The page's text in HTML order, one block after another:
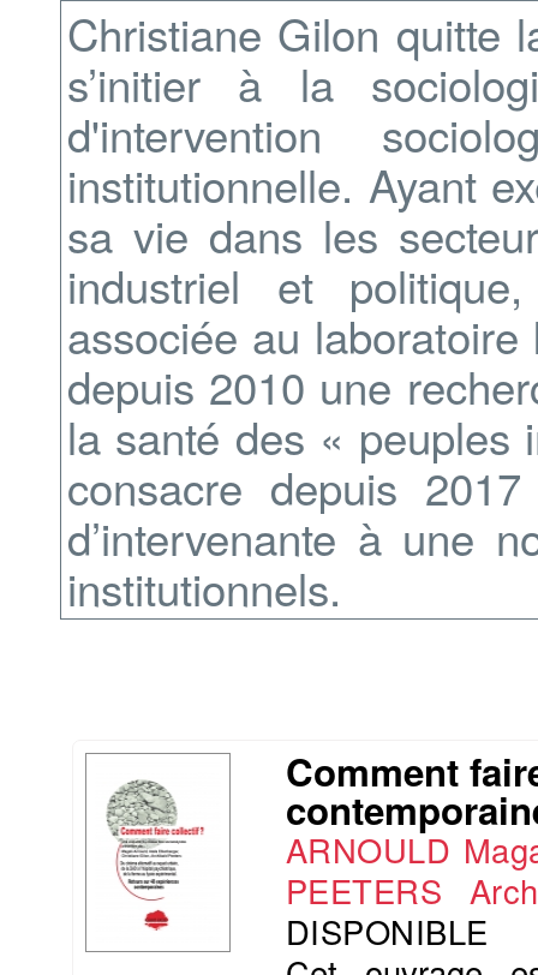
Christiane Gilon quitte
s’initier à la
d'intervention
institutionnelle. Ayant
sa vie dans les
industriel et
associée au
depuis 2010 une
la santé des « peuples
consacre depuis
d’intervenante à une
institutionnels.
Comment
ARNOULD
PEETERS
DISPONIBLE